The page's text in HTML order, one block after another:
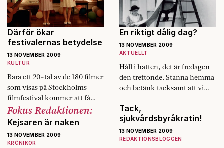
Därför ökar
festivalernas betydelse
13 NOVEMBER 2009
KULTUR
Bara ett 20-tal av de 180 filmer
som visas på Stockholms
filmfestival kommer att få
biopremiär.
En riktigt dålig dag?
13 NOVEMBER 2009
AKTUELLT
Håll i hatten, det är fredagen
den trettonde. Stanna hemma
och betänk tacksamt att vi
bondepraktikan.
Fokus Redaktionen:
Kejsaren är naken
13 NOVEMBER 2009
KRÖNIKOR
Tack,
sjukvårdsbyråkratin!
13 NOVEMBER 2009
REDAKTIONSBLOGGEN